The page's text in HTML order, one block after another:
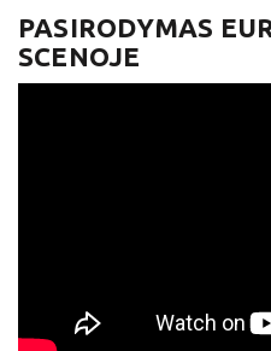
PASIRODYMAS
SCENOJE